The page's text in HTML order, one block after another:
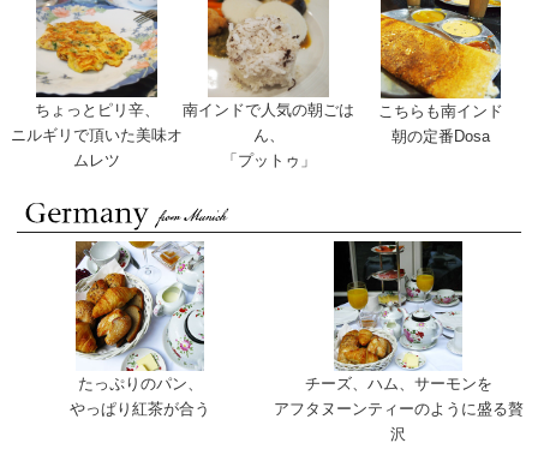
ちょっとピリ辛、
ニルギリで頂いた美味オ
ムレツ
南インドで人気の朝ごは
ん、
「プットゥ」
こちらも南インド
朝の定番Dosa
たっぷりのパン、
やっぱり紅茶が合う
チーズ、ハム、サーモンを
アフタヌーンティーのように盛る贅
沢